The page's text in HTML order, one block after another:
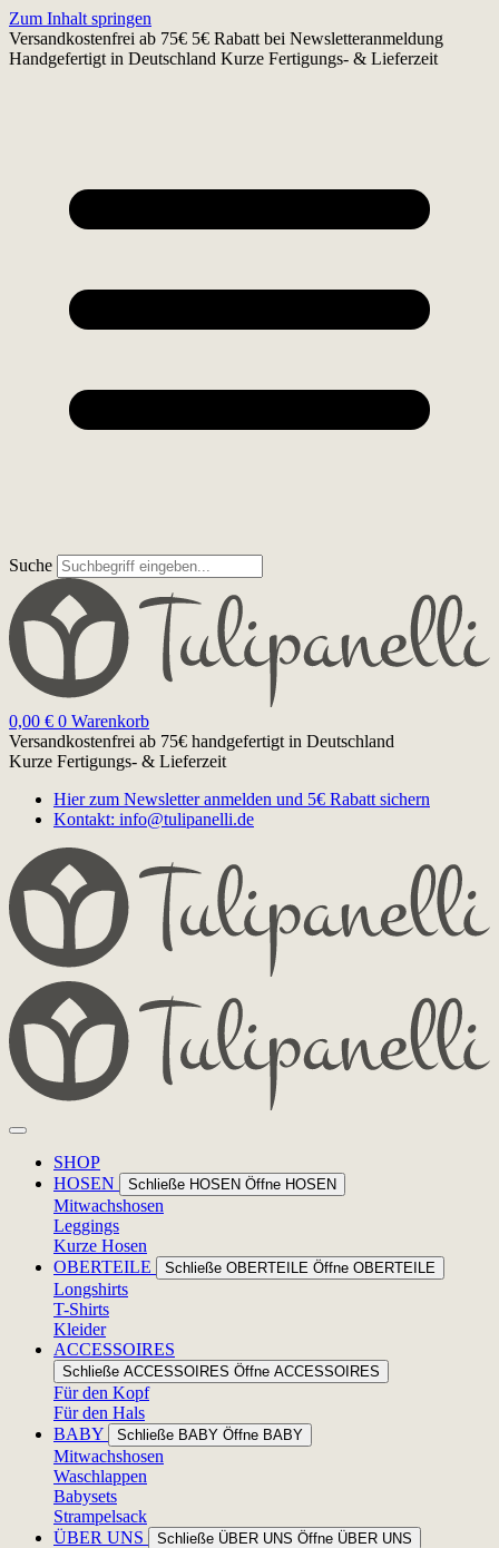
Zum Inhalt springen
Versandkostenfrei ab 75€ 5€ Rabatt bei Newsletteranmeldung
Handgefertigt in Deutschland Kurze Fertigungs- & Lieferzeit
Suche
0,00 € 0 Warenkorb
Versandkostenfrei ab 75€ handgefertigt in Deutschland
Kurze Fertigungs- & Lieferzeit
Hier zum Newsletter anmelden und 5€ Rabatt sichern
Kontakt: info@tulipanelli.de
SHOP
HOSEN
Schließe HOSEN Öffne HOSEN
Mitwachshosen
Leggings
Kurze Hosen
OBERTEILE
Schließe OBERTEILE Öffne OBERTEILE
Longshirts
T-Shirts
Kleider
ACCESSOIRES
Schließe ACCESSOIRES Öffne ACCESSOIRES
Für den Kopf
Für den Hals
BABY
Schließe BABY Öffne BABY
Mitwachshosen
Waschlappen
Babysets
Strampelsack
ÜBER UNS
Schließe ÜBER UNS Öffne ÜBER UNS